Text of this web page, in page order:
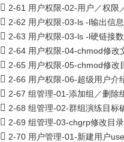
2-61 用户权限-02-用户／权限
2-62 用户权限-03-ls -l输出信
2-63 用户权限-03-ls -l硬链接
2-64 用户权限-04-chmod修改
2-65 用户权限-05-chmod修改
2-66 用户权限-06-超级用户介
2-67 组管理-01-添加组／删除
2-68 组管理-02-群组演练目标
2-69 组管理-03-chgrp修改目
2-70 用户管理-01-新建用户